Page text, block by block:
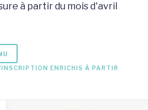
à partir du mois d'avril
ENRICHIS À PARTIR